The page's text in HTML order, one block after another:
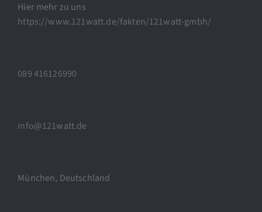
Hier mehr zu uns
https://www.121watt.de/fakten/121watt-gmbh/
089 416126990
info@121watt.de
München, Deutschland